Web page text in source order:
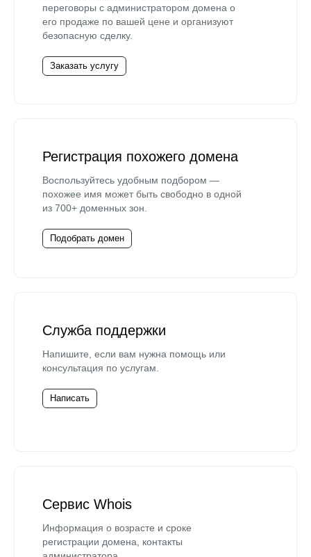
переговоры с администратором домена о
его продаже по вашей цене и организуют
безопасную сделку.
Заказать услугу
Регистрация похожего домена
Воспользуйтесь удобным подбором —
похожее имя может быть свободно в одной
из 700+ доменных зон.
Подобрать домен
Служба поддержки
Напишите, если вам нужна помощь или
консультация по услугам.
Написать
Сервис Whois
Информация о возрасте и сроке
регистрации домена, контакты